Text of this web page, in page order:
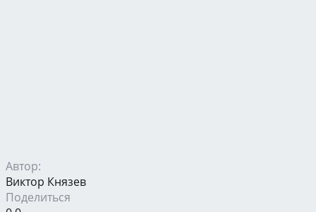
Автор:
Виктор Князев
Поделиться